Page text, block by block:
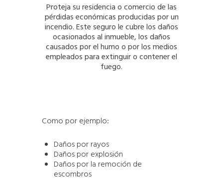
Proteja su residencia o comercio de las
pérdidas económicas producidas por un
incendio. Este seguro le cubre los daños
ocasionados al inmueble, los daños
causados por el humo o por los medios
empleados para extinguir o contener el
fuego.
Como por ejemplo:
Daños por rayos
Daños por explosión
Daños por la remoción de
escombros